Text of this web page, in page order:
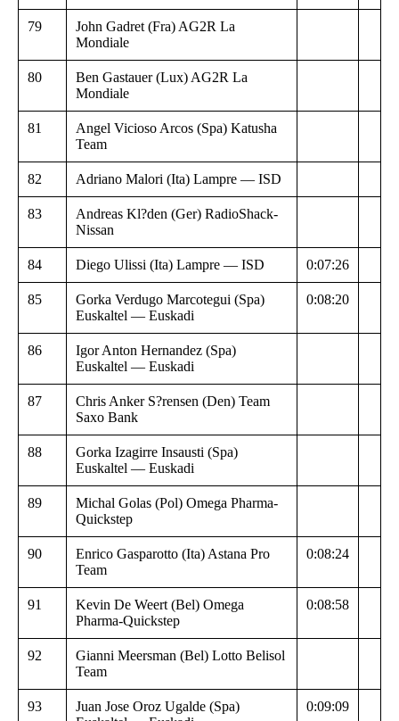
79
John Gadret (Fra) AG2R La
Mondiale
80
Ben Gastauer (Lux) AG2R La
Mondiale
81
Angel Vicioso Arcos (Spa) Katusha
Team
82 Adriano Malori (Ita) Lampre — ISD
83
Andreas Kl?den (Ger) RadioShack-
Nissan
84 Diego Ulissi (Ita) Lampre — ISD 0:07:26
85
Gorka Verdugo Marcotegui (Spa)
Euskaltel — Euskadi
0:08:20
86
Igor Anton Hernandez (Spa)
Euskaltel — Euskadi
87
Chris Anker S?rensen (Den) Team
Saxo Bank
88
Gorka Izagirre Insausti (Spa)
Euskaltel — Euskadi
89
Michal Golas (Pol) Omega Pharma-
Quickstep
90
Enrico Gasparotto (Ita) Astana Pro
Team
0:08:24
91
Kevin De Weert (Bel) Omega
Pharma-Quickstep
0:08:58
92
Gianni Meersman (Bel) Lotto Belisol
Team
93
Juan Jose Oroz Ugalde (Spa)
0:09:09